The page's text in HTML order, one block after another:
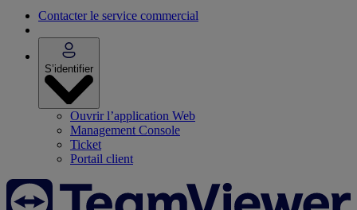
Contacter le service commercial
S’identifier
Ouvrir l’application Web
Management Console
Ticket
Portail client